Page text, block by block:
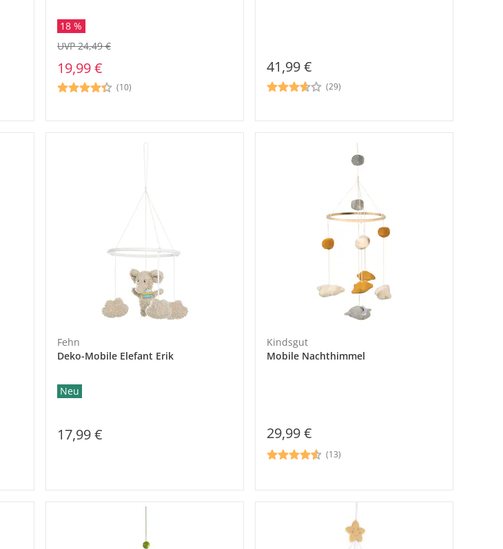
18 %
19,99 €
UVP 24,49 €
(10)
41,99 €
(29)
Fehn
Deko-Mobile Elefant Erik
Neu
17,99 €
Kindsgut
Mobile Nachthimmel
29,99 €
(13)